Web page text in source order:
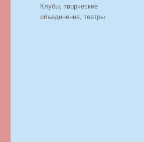
Рубрики
Клубы, творческие
объединения, театры